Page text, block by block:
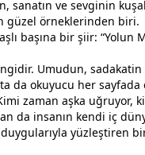
sanatın ve sevginin
güzel örneklerinden biri.
başına bir şiir: “Yolun
Umudun, sadakatin
da okuyucu her sayfada
zaman aşka uğruyor,
da insanın kendi iç
yüzleştiren